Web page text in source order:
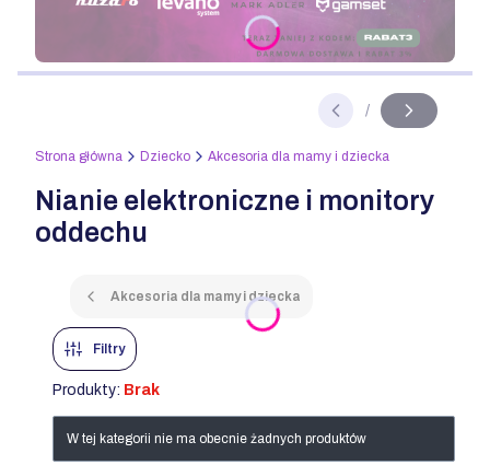
Naciśnij Enter lub spację, aby otworzyć stronę.
Slajd
/
z
Strona główna Dziecko Akcesoria dla mamy i dziecka
Nianie elektroniczne i monitory
oddechu
Akcesoria dla mamy i dziecka
Filtry
Produkty: Brak
Lista produktów
W tej kategorii nie ma obecnie żadnych produktów